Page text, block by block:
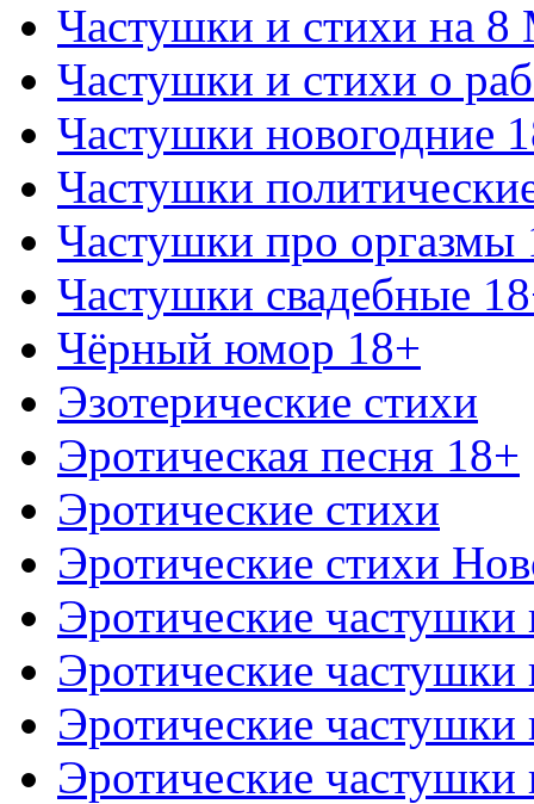
Частушки и стихи на 8
Частушки и стихи о
Частушки новогодние
Частушки
Частушки про оргазмы
Частушки свадебные
Чёрный юмор 18+
Эзотерические стихи
Эротическая песня 18+
Эротические стихи
Эротические стихи
Эротические
Эротические
Эротические
Эротические